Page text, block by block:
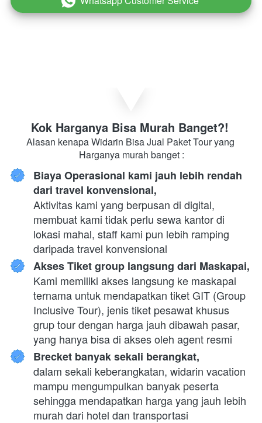
Kok Harganya Bisa Murah Banget?!
Alasan kenapa Widarin Bisa Jual Paket Tour yang
Harganya murah banget :
Biaya Operasional kami jauh lebih rendah
dari travel konvensional,
Aktivitas kami yang berpusan di digital,
membuat kami tidak perlu sewa kantor di
lokasi mahal, staff kami pun lebih ramping
daripada travel konvensional
Akses Tiket group langsung dari Maskapai,
Kami memiliki akses langsung ke maskapai
ternama untuk mendapatkan tiket GIT (Group
Inclusive Tour), jenis tiket pesawat khusus
grup tour dengan harga jauh dibawah pasar,
yang hanya bisa di akses oleh agent resmi
Brecket banyak sekali berangkat,
dalam sekali keberangkatan, widarin vacation
mampu mengumpulkan banyak peserta
sehingga mendapatkan harga yang jauh lebih
murah dari hotel dan transportasi